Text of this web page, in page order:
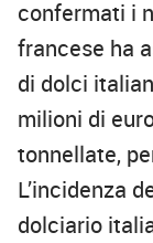
confermati i
francese ha
di dolci
milioni di
tonnellate,
L’incidenza
dolciario